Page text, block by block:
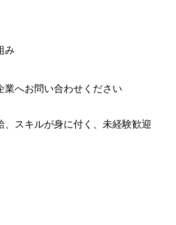
み
業へお問い合わせください
、スキルが身に付く、未経験歓迎